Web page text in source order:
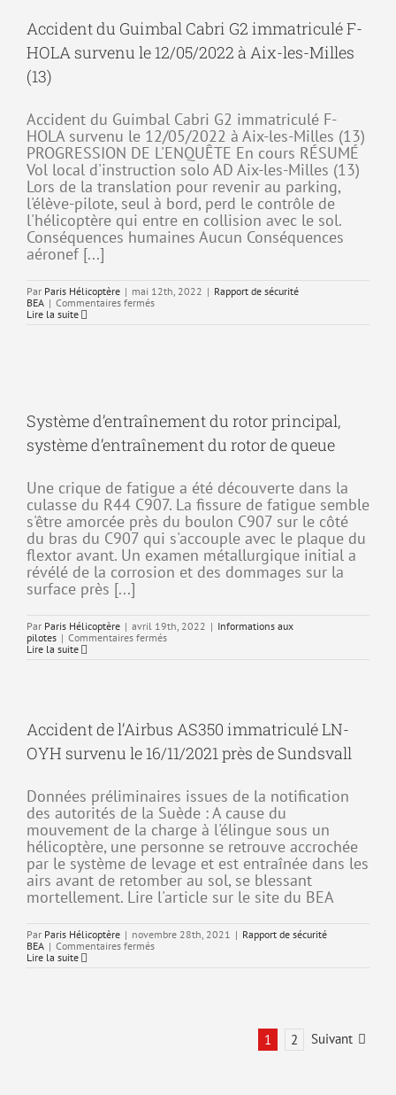
le
16/05/2022
près
de
Accident du Guimbal Cabri G2 immatriculé F-
HOLA survenu le 12/05/2022 à Aix-les-Milles
(13)
Accident du Guimbal Cabri G2 immatriculé F-
HOLA survenu le 12/05/2022 à Aix-les-Milles (13)
PROGRESSION DE L'ENQUÊTE En cours RÉSUMÉ
Vol local d'instruction solo AD Aix-les-Milles (13)
Lors de la translation pour revenir au parking,
l'élève-pilote, seul à bord, perd le contrôle de
l'hélicoptère qui entre en collision avec le sol.
Conséquences humaines Aucun Conséquences
aéronef [...]
Par Paris Hélicoptère | mai 12th, 2022 | Rapport de sécurité
BEA | Commentaires ferméssur
le
12/05/2022
à
Aix-
(13)
Lire la suite
Système d’entraînement du rotor principal,
système d’entraînement du rotor de queue
Une crique de fatigue a été découverte dans la
culasse du R44 C907. La fissure de fatigue semble
s'être amorcée près du boulon C907 sur le côté
du bras du C907 qui s'accouple avec le plaque du
flextor avant. Un examen métallurgique initial a
révélé de la corrosion et des dommages sur la
surface près [...]
Par Paris Hélicoptère | avril 19th, 2022 | Informations aux
pilotes | Commentaires ferméssur
du
rotor
de
queue
Lire la suite
Accident de l’Airbus AS350 immatriculé LN-
OYH survenu le 16/11/2021 près de Sundsvall
Données préliminaires issues de la notification
des autorités de la Suède : A cause du
mouvement de la charge à l'élingue sous un
hélicoptère, une personne se retrouve accrochée
par le système de levage et est entraînée dans les
airs avant de retomber au sol, se blessant
mortellement. Lire l'article sur le site du BEA
Par Paris Hélicoptère | novembre 28th, 2021 | Rapport de sécurité
BEA | Commentaires ferméssur
Lire la suite
1 2 Suivant